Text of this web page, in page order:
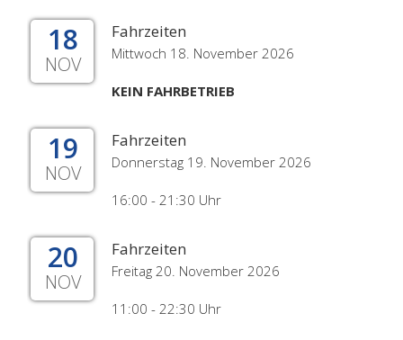
18
NOV
Fahrzeiten
Mittwoch 18. November 2026
KEIN FAHRBETRIEB
19
NOV
Fahrzeiten
Donnerstag 19. November 2026
16:00 - 21:30 Uhr
20
NOV
Fahrzeiten
Freitag 20. November 2026
11:00 - 22:30 Uhr